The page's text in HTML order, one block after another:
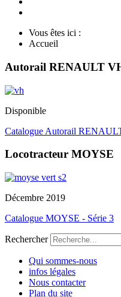
Vous êtes ici :
Accueil
Autorail RENAULT
Disponible
Catalogue Autorail
Locotracteur MOYSE
Décembre 2019
Catalogue MOYSE - Série 3
Rechercher
Qui sommes-nous
infos légales
Nous contacter
Plan du site